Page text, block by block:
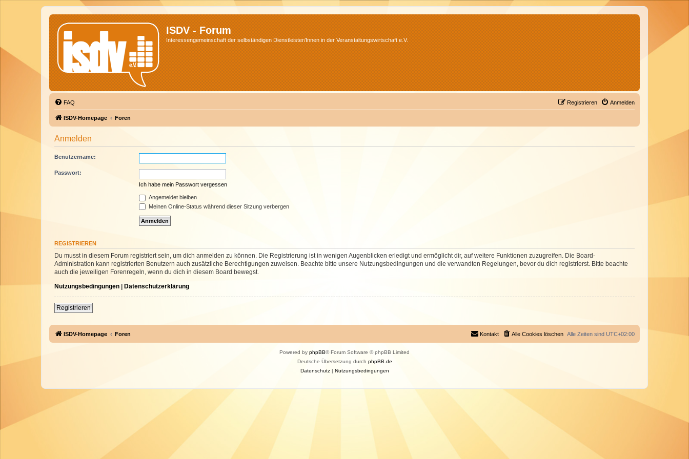
ISDV - Forum
Interessengemeinschaft der selbständigen Dienstleister/Innen in der Veranstaltungswirtschaft e.V.
FAQ Anmelden
Registrieren
ISDV-Homepage Foren
Anmelden
Benutzername:
Passwort:
Ich habe mein Passwort vergessen
Angemeldet bleiben
Meinen Online-Status während dieser Sitzung verbergen
REGISTRIEREN
Du musst in diesem Forum registriert sein, um dich anmelden zu können. Die Registrierung ist in wenigen Augenblicken erledigt und ermöglicht dir, auf weitere Funktionen zuzugreifen. Die Board-
Administration kann registrierten Benutzern auch zusätzliche Berechtigungen zuweisen. Beachte bitte unsere Nutzungsbedingungen und die verwandten Regelungen, bevor du dich registrierst. Bitte beachte
auch die jeweiligen Forenregeln, wenn du dich in diesem Board bewegst.
Nutzungsbedingungen | Datenschutzerklärung
Registrieren
ISDV-Homepage Foren Alle Zeiten sind UTC+02:00
Alle Cookies löschen
Kontakt
Powered by phpBB® Forum Software © phpBB Limited
Deutsche Übersetzung durch phpBB.de
Datenschutz| Nutzungsbedingungen